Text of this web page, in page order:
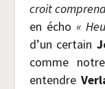
croit
en écho«
d’un cer­tain
comme
entendre